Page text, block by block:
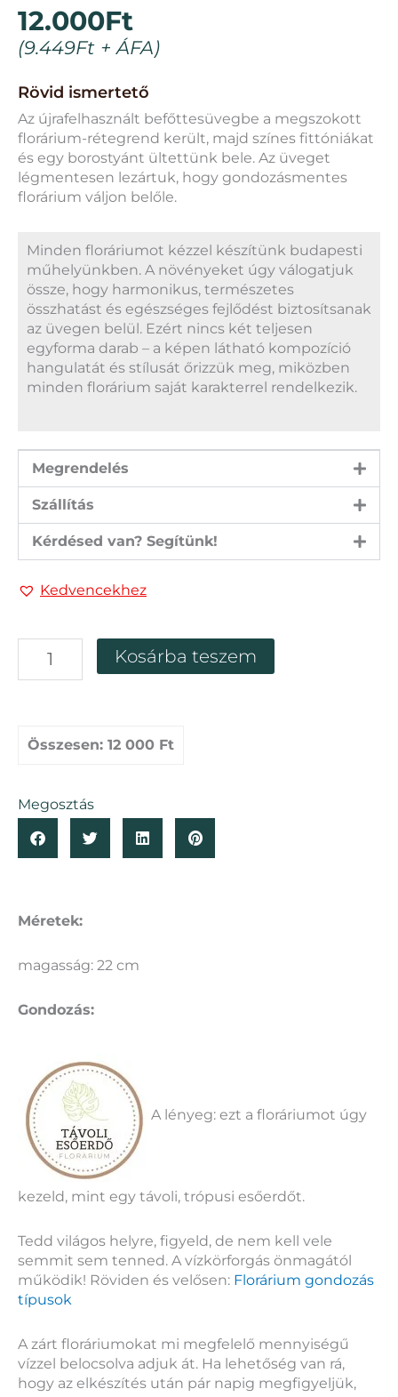
Méretek:
magasság: 22 cm
Gondozás:
A lényeg: ezt a floráriumot úgy
kezeld, mint egy távoli, trópusi esőerdőt.
Tedd világos helyre, figyeld, de nem kell vele
semmit sem tenned. A vízkörforgás önmagától
működik! Röviden és velősen: Florárium gondozás
típusok
A zárt floráriumokat mi megfelelő mennyiségű
vízzel belocsolva adjuk át. Ha lehetőség van rá,
hogy az elkészítés után pár napig megfigyeljük,
12.000Ft
(9.449Ft + ÁFA)
Rövid ismertető
Az újrafelhasznált befőttesüvegbe a megszokott
florárium-rétegrend került, majd színes fittóniákat
és egy borostyánt ültettünk bele. Az üveget
légmentesen lezártuk, hogy gondozásmentes
florárium váljon belőle.
Minden floráriumot kézzel készítünk budapesti
műhelyünkben. A növényeket úgy válogatjuk
össze, hogy harmonikus, természetes
összhatást és egészséges fejlődést biztosítsanak
az üvegen belül. Ezért nincs két teljesen
egyforma darab – a képen látható kompozíció
hangulatát és stílusát őrizzük meg, miközben
minden florárium saját karakterrel rendelkezik.
Megrendelés
Szállítás
Kérdésed van? Segítünk!
Kedvencekhez
dunsztosüveg
florárium
mennyiség
Kosárba teszem
Összesen: 12 000 Ft
Megosztás